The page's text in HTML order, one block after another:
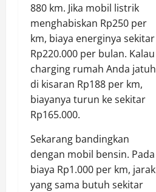
880 km. Jika mobil listrik
menghabiskan Rp250 per
km, biaya energinya sekitar
Rp220.000 per bulan. Kalau
charging rumah Anda jatuh
di kisaran Rp188 per km,
biayanya turun ke sekitar
Rp165.000.
Sekarang bandingkan
dengan mobil bensin. Pada
biaya Rp1.000 per km, jarak
yang sama butuh sekitar